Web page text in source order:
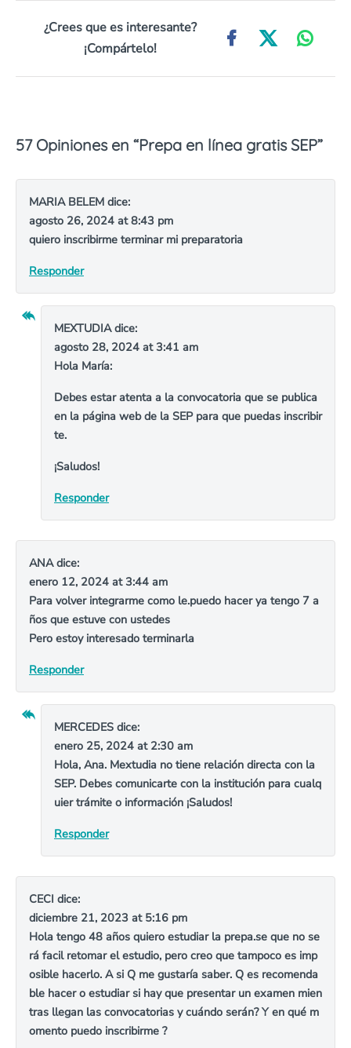
¿Crees que es interesante?
¡Compártelo!
57 Opiniones en “Prepa en línea gratis SEP”
MARIA BELEM dice:
agosto 26, 2024 at 8:43 pm
quiero inscribirme terminar mi preparatoria
Responder
MEXTUDIAdice:
agosto 28, 2024 at 3:41 am
Hola María:
Debes estar atenta a la convocatoria que se publica
en la página web de la SEP para que puedas inscribir
te.
¡Saludos!
Responder
ANAdice:
enero 12, 2024 at 3:44 am
Para volver integrarme como le.puedo hacer ya tengo 7 a
ños que estuve con ustedes
Pero estoy interesado terminarla
Responder
MERCEDES dice:
enero 25, 2024 at 2:30 am
Hola, Ana. Mextudia no tiene relación directa con la
SEP. Debes comunicarte con la institución para cualq
uier trámite o información ¡Saludos!
Responder
CECI dice:
diciembre 21, 2023 at 5:16 pm
Hola tengo 48 años quiero estudiar la prepa.se que no se
rá facil retomar el estudio, pero creo que tampoco es imp
osible hacerlo. A si Q me gustaría saber. Q es recomenda
ble hacer o estudiar si hay que presentar un examen mien
tras llegan las convocatorias y cuándo serán? Y en qué m
omento puedo inscribirme ?